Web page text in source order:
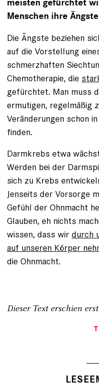
meisten gefürchtet
Menschen ihre
Die Ängste beziehen
auf die Vorstellung
schmerzhaften
Chemotherapie, die
gefürchtet. Man muss
ermutigen, regelmäßig
Veränderungen schon
finden.
Darmkrebs etwa
Werden bei der
sich zu Krebs
Jenseits der Vorsorge
Gefühl der Ohnmacht
Glauben, eh nichts
wissen, dass wir durch
auf unseren Körper
die Ohnmacht.
Dieser Text erschien